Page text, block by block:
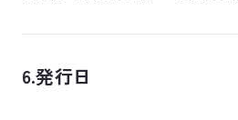
6.発行日